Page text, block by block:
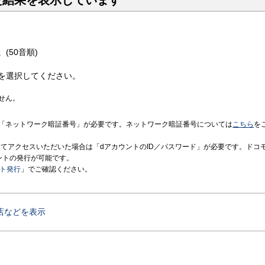
(50音順)
択してください。
ん。
ネットワーク暗証番号」が必要です。ネットワーク暗証番号についてはこちら を
アクセスいただいた場合は「dアカウントのID／パスワード」が必要です。ドコ
の発行が可能です。
発行 」でご確認ください。
などを表示